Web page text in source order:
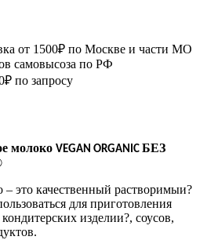
от 1500₽ по Москве и части МО
самовысоза по РФ
по запросу
молоко VEGAN ORGANIC БЕЗ
– это качественный растворимыи?
для приготовления
изделии?, соусов,